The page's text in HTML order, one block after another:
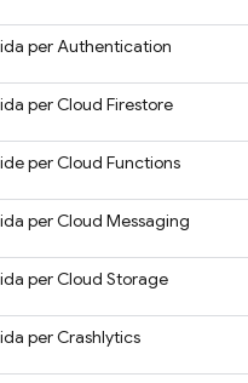
perAuthentication
perCloud Firestore
perCloud Functions
perCloud Messaging
perCloud Storage
perCrashlytics